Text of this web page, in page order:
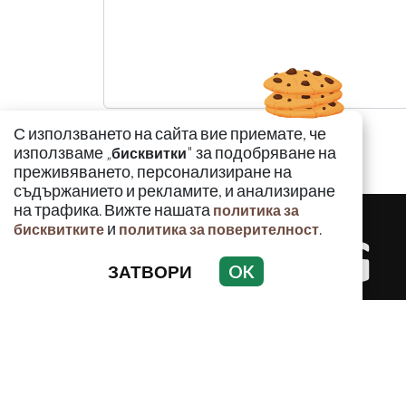
С използването на сайта вие приемате, че
използваме „бисквитки" за подобряване на
преживяването, персонализиране на
съдържанието и рекламите, и анализиране
на трафика. Вижте нашата политика за
бисквитките и политика за поверителност.
ЗАТВОРИ OK